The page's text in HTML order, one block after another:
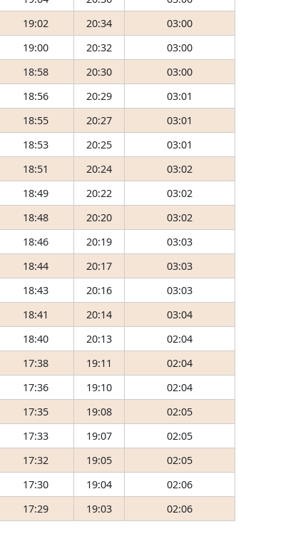
19:02 20:34
03:00
19:00 20:32
03:00
18:58 20:30
03:00
18:56 20:29
03:01
18:55 20:27
03:01
18:53 20:25
03:01
18:51 20:24
03:02
18:49 20:22
03:02
18:48 20:20
03:02
18:46 20:19
03:03
18:44 20:17
03:03
18:43 20:16
03:03
18:41 20:14
03:04
18:40 20:13
02:04
17:38 19:11
02:04
17:36 19:10
02:04
17:35 19:08
02:05
17:33 19:07
02:05
17:32 19:05
02:05
17:30 19:04
02:06
17:29 19:03 02:06